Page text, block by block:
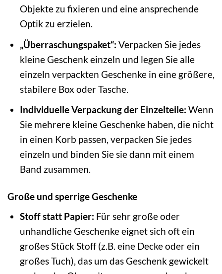
Objekte zu fixieren und eine ansprechende
Optik zu erzielen.
„Überraschungspaket“: Verpacken Sie jedes
kleine Geschenk einzeln und legen Sie alle
einzeln verpackten Geschenke in eine größere,
stabilere Box oder Tasche.
Individuelle Verpackung der Einzelteile: Wenn
Sie mehrere kleine Geschenke haben, die nicht
in einen Korb passen, verpacken Sie jedes
einzeln und binden Sie sie dann mit einem
Band zusammen.
Große und sperrige Geschenke
Stoff statt Papier: Für sehr große oder
unhandliche Geschenke eignet sich oft ein
großes Stück Stoff (z.B. eine Decke oder ein
großes Tuch), das um das Geschenk gewickelt